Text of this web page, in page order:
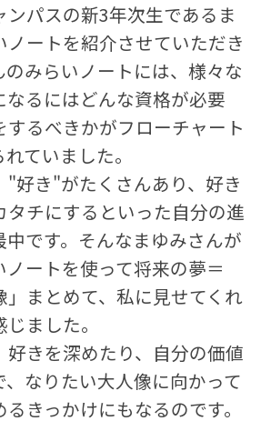
パスの新3年次生であるま
ノートを紹介させていただき
のみらいノートには、様々な
るにはどんな資格が必要
るべきかがフローチャート
ていました。
"好き"がたくさんあり、好き
タチにするといった自分の進
です。そんなまゆみさんが
ノートを使って将来の夢＝
」まとめて、私に見せてくれ
ました。
好きを深めたり、自分の価値
なりたい大人像に向かって
きっかけにもなるのです。